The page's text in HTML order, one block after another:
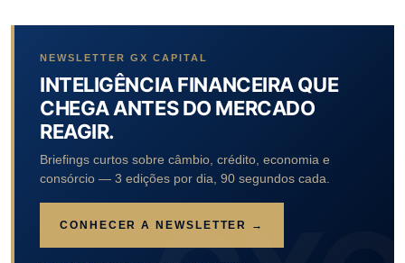
NEWSLETTER GX CAPITAL
INTELIGÊNCIA FINANCEIRA QUE
CHEGA ANTES DO MERCADO
REAGIR.
Briefings curtos sobre câmbio, crédito, economia e
consórcio — 3 edições por dia, 90 segundos cada.
CONHECER A NEWSLETTER →